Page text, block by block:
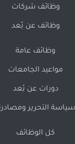
وظائف شركات
وظائف عن بُعد
وظائف عامة
مواعيد الجامعات
دورات عن بُعد
سياسة التحرير
كل الوظائف